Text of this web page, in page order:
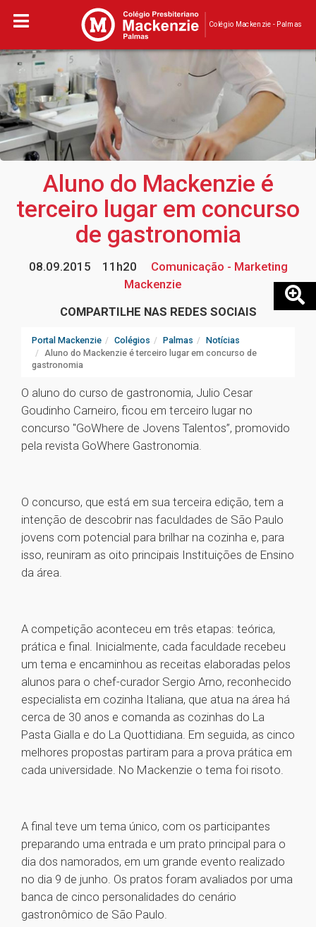
Colégio Mackenzie - Palmas
Aluno do Mackenzie é
terceiro lugar em concurso
de gastronomia
08.09.2015 11h20
Comunicação - Marketing
Mackenzie
COMPARTILHE NAS REDES SOCIAIS
Portal Mackenzie Colégios Palmas
Notícias
Aluno do Mackenzie é terceiro lugar em concurso de
gastronomia
O aluno do curso de gastronomia, Julio Cesar
Goudinho Carneiro, ficou em terceiro lugar no
concurso "GoWhere de Jovens Talentos”, promovido
pela revista GoWhere Gastronomia.
O concurso, que está em sua terceira edição, tem a
intenção de descobrir nas faculdades de São Paulo
jovens com potencial para brilhar na cozinha e, para
isso, reuniram as oito principais Instituições de Ensino
da área.
A competição aconteceu em três etapas: teórica,
prática e final. Inicialmente, cada faculdade recebeu
um tema e encaminhou as receitas elaboradas pelos
alunos para o chef-curador Sergio Arno, reconhecido
especialista em cozinha Italiana, que atua na área há
cerca de 30 anos e comanda as cozinhas do La
Pasta Gialla e do La Quottidiana. Em seguida, as cinco
melhores propostas partiram para a prova prática em
cada universidade. No Mackenzie o tema foi risoto.
A final teve um tema único, com os participantes
preparando uma entrada e um prato principal para o
dia dos namorados, em um grande evento realizado
no dia 9 de junho. Os pratos foram avaliados por uma
banca de cinco personalidades do cenário
gastronômico de São Paulo.